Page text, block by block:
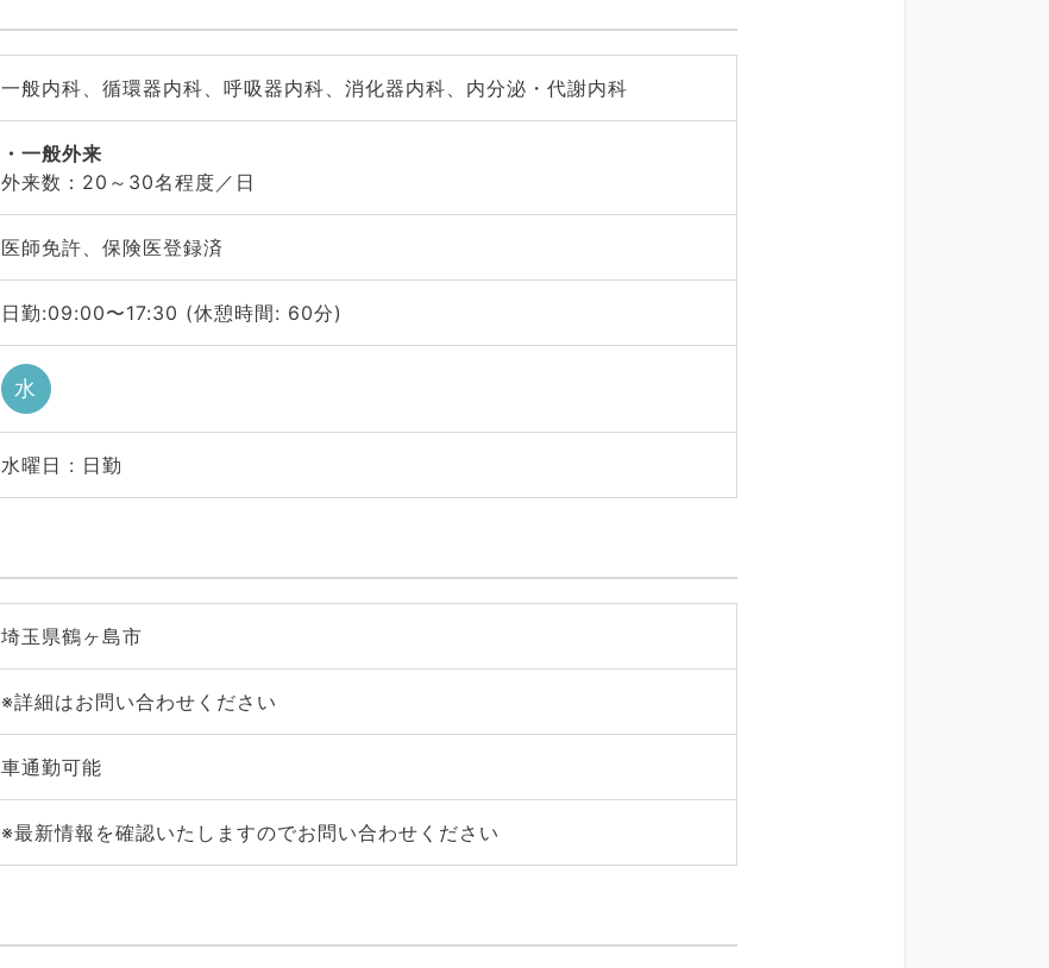
一般内科、循環器内科、呼吸器内科、消化器内科、内分泌・代謝内科
一般外来
外来数：20～30名程度／日
医師免許、保険医登録済
日勤:09:00〜17:30 (休憩時間: 60分)
水
水曜日 : 日勤
埼玉県鶴ヶ島市
※詳細はお問い合わせください
車通勤可能
※最新情報を確認いたしますのでお問い合わせください